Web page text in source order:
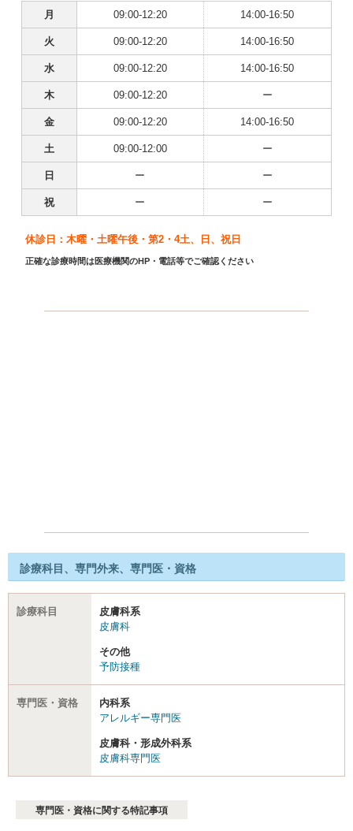
月 09:00-12:20 14:00-16:50
火 09:00-12:20 14:00-16:50
水 09:00-12:20 14:00-16:50
木 09:00-12:20 ー
金 09:00-12:20 14:00-16:50
土 09:00-12:00 ー
日 ー ー
祝 ー ー
休診日：木曜・土曜午後・第2・4土、日、祝日
正確な診療時間は医療機関のHP・電話等でご確認ください
診療科目、専門外来、専門医・資格
診療科目
皮膚科系
皮膚科
その他
予防接種
専門医・資格
内科系
アレルギー専門医
皮膚科・形成外科系
皮膚科専門医
専門医・資格に関する特記事項